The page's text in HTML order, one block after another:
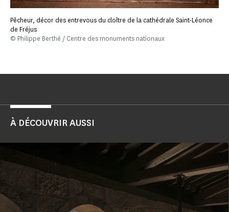
Pêcheur, décor des entrevous du cloître de la cathédrale Saint-Léonce
de Fréjus
© Philippe Berthé / Centre des monuments nationaux
À DÉCOUVRIR AUSSI